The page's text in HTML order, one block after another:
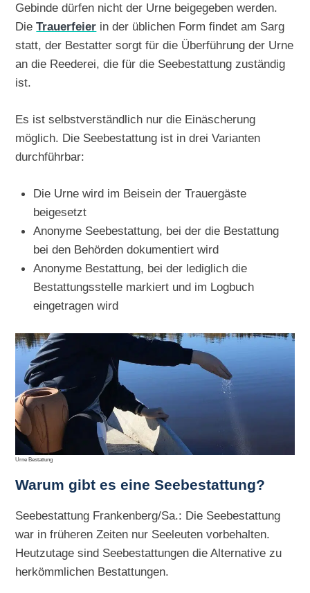
Gebinde dürfen nicht der Urne beigegeben werden.
DieTrauerfeier in der üblichen Form findet am Sarg
statt, der Bestatter sorgt für die Überführung der Urne
an die Reederei, die für die Seebestattung zuständig
ist.
Es ist selbstverständlich nur die Einäscherung
möglich. Die Seebestattung ist in drei Varianten
durchführbar:
Die Urne wird im Beisein der Trauergäste
beigesetzt
Anonyme Seebestattung, bei der die Bestattung
bei den Behörden dokumentiert wird
Anonyme Bestattung, bei der lediglich die
Bestattungsstelle markiert und im Logbuch
eingetragen wird
Urne Bestattung
Warum gibt es eine Seebestattung?
Seebestattung Frankenberg/Sa.: Die Seebestattung
war in früheren Zeiten nur Seeleuten vorbehalten.
Heutzutage sind Seebestattungen die Alternative zu
herkömmlichen Bestattungen.